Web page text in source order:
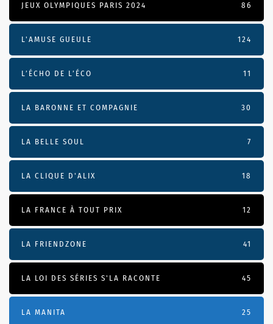
JEUX OLYMPIQUES PARIS 2024 86
L'AMUSE GUEULE 124
L’ÉCHO DE L’ÉCO 11
LA BARONNE ET COMPAGNIE 30
LA BELLE SOUL 7
LA CLIQUE D'ALIX 18
LA FRANCE À TOUT PRIX 12
LA FRIENDZONE 41
LA LOI DES SÉRIES S'LA RACONTE 45
LA MANITA 25